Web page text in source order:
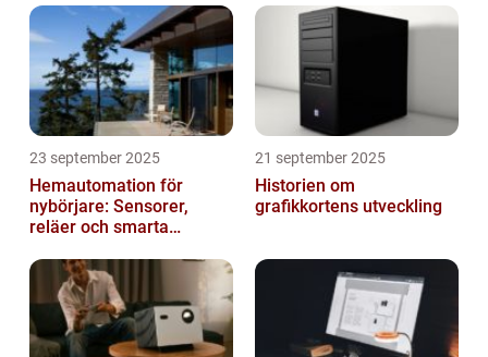
23 september 2025
Hemautomation för
nybörjare: Sensorer,
reläer och smarta
21 september 2025
Historien om
grafikkortens utveckling